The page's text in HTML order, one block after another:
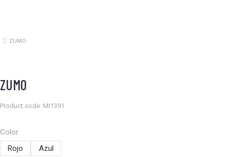
Estás aquí:
ZUMO
ZUMO
Product code: MI1391
Color
Rojo
Azul